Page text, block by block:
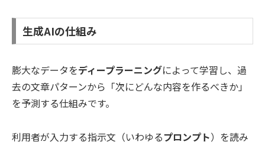
生成AIの仕組み
膨大なデータをディープラーニングによって学習し、過
去の文章パターンから「次にどんな内容を作るべきか」
を予測する仕組みです。
利用者が入力する指示文（いわゆるプロンプト）を読み